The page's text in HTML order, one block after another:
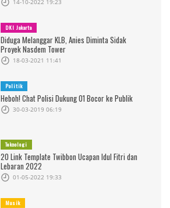
DKI Jakarta
Diduga Melanggar KLB, Anies Diminta Sidak
Proyek Nasdem Tower
18-03-2021 11:41
Politik
Heboh! Chat Polisi Dukung 01 Bocor ke Publik
30-03-2019 06:19
Teknologi
20 Link Template Twibbon Ucapan Idul Fitri dan
Lebaran 2022
01-05-2022 19:33
Musik